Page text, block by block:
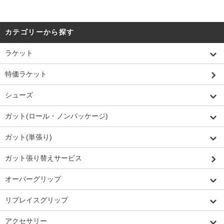
カテゴリーから探す
ラケット
特価ラケット
シューズ
ガット(ロール・ノンパッケージ)
ガット(単張り)
ガット張り替えサービス
オーバーグリップ
リプレイスグリップ
アクセサリー